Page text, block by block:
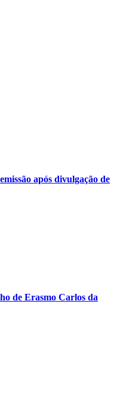
após divulgação de
de Erasmo Carlos da